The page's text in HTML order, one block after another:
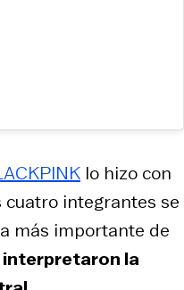
lo hizo con
cuatro integrantes se
más importante de
interpretaron la